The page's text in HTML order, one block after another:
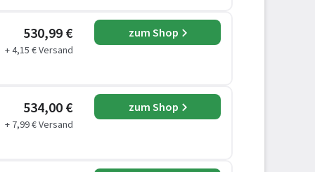
530,99 €
+ 4,15 € Versand
zum Shop
534,00 €
+ 7,99 € Versand
zum Shop